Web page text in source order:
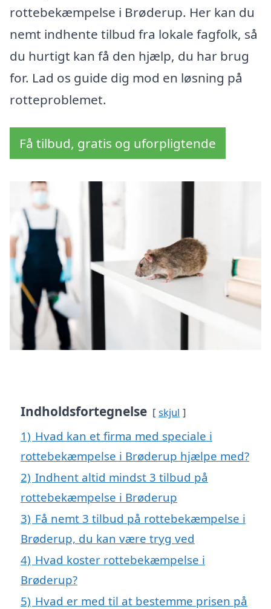
rottebekæmpelse i Brøderup. Her kan du
nemt indhente tilbud fra lokale fagfolk, så
du hurtigt kan få den hjælp, du har brug
for. Lad os guide dig mod en løsning på
rotteproblemet.
Få tilbud, gratis og uforpligtende
Indholdsfortegnelse skjul
1) Hvad kan et firma med speciale i
rottebekæmpelse i Brøderup hjælpe med?
2) Indhent altid mindst 3 tilbud på
rottebekæmpelse i Brøderup
3) Få nemt 3 tilbud på rottebekæmpelse i
Brøderup, du kan være tryg ved
4) Hvad koster rottebekæmpelse i
Brøderup?
5) Hvad er med til at bestemme prisen på